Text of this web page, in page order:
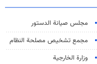
مجلس صيانة الدستور
مجمع تشخيص مصلحة النظام
وزارة الخارجية